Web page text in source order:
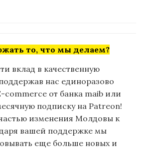
то, что мы делаем?
вклад в качественную
нас единоразово
commerce от банка maib или
подписку на Patreon!
изменения Молдовы к
вашей поддержке мы
еще больше новых и